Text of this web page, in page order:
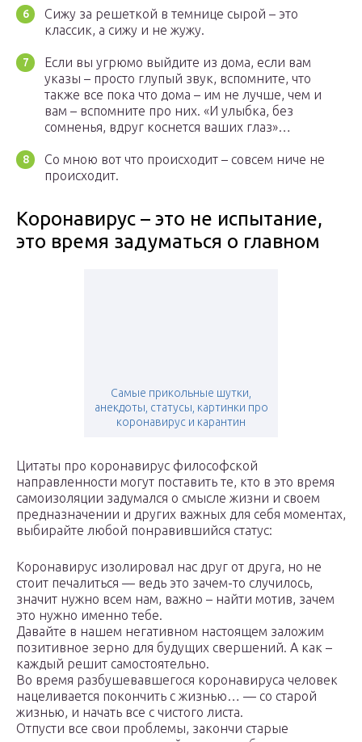
Сижу за решеткой в темнице сырой – это
классик, а сижу и не жужу.
Если вы угрюмо выйдите из дома, если вам
указы – просто глупый звук, вспомните, что
также все пока что дома – им не лучше, чем и
вам – вспомните про них. «И улыбка, без
сомненья, вдруг коснется ваших глаз»…
Со мною вот что происходит – совсем ниче не
происходит.
Коронавирус – это не испытание,
это время задуматься о главном
Самые прикольные шутки,
анекдоты, статусы, картинки про
коронавирус и карантин
Цитаты про коронавирус философской
направленности могут поставить те, кто в это время
самоизоляции задумался о смысле жизни и своем
предназначении и других важных для себя моментах,
выбирайте любой понравившийся статус:
Коронавирус изолировал нас друг от друга, но не
стоит печалиться — ведь это зачем-то случилось,
значит нужно всем нам, важно – найти мотив, зачем
это нужно именно тебе.
Давайте в нашем негативном настоящем заложим
позитивное зерно для будущих свершений. А как –
каждый решит самостоятельно.
Во время разбушевавшегося коронавируса человек
нацеливается покончить с жизнью… — со старой
жизнью, и начать все с чистого листа.
Отпусти все свои проблемы, закончи старые